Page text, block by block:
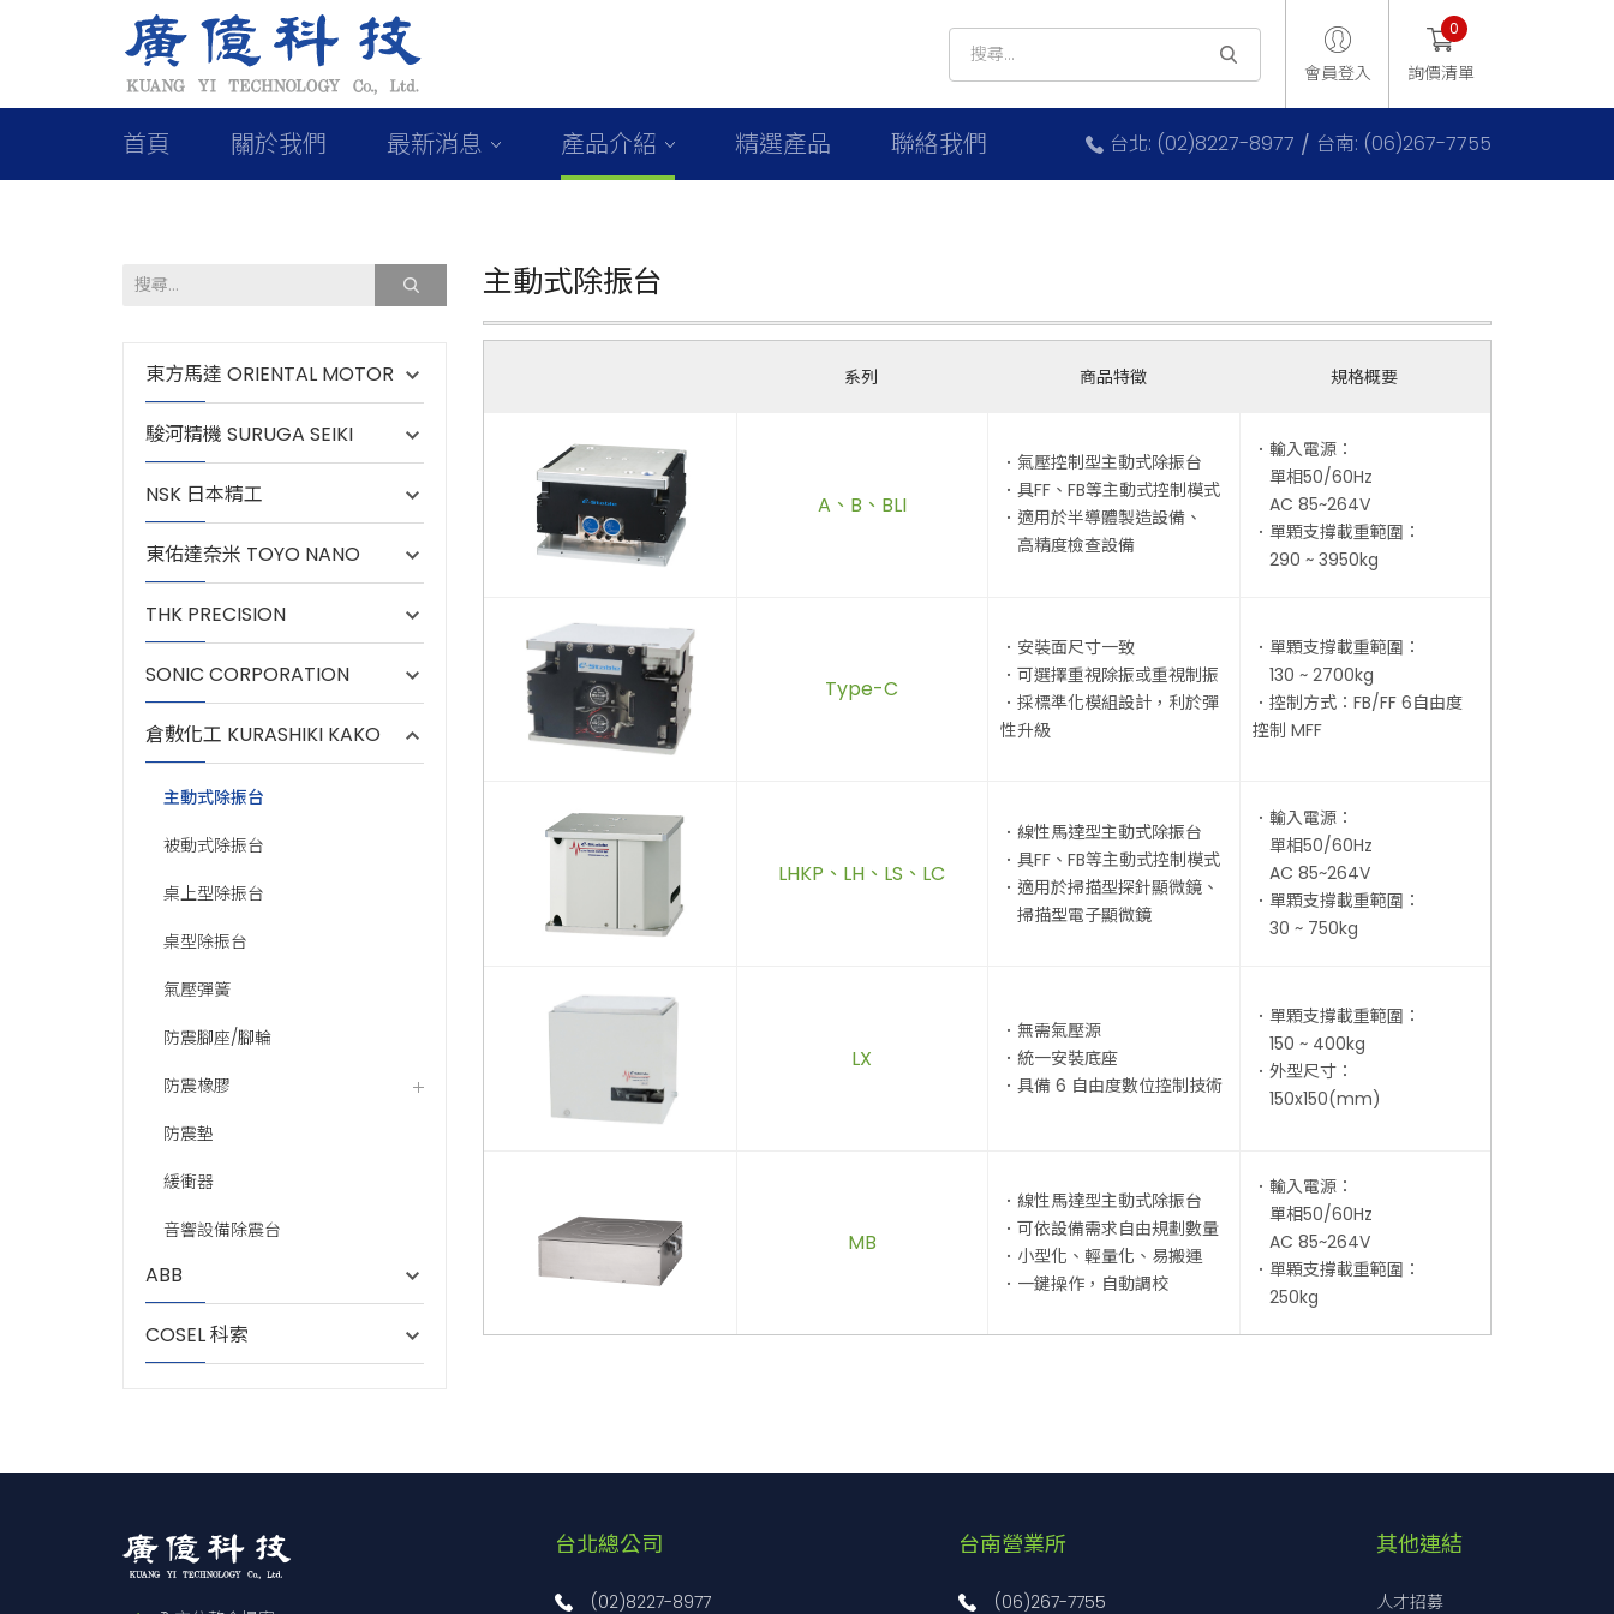
會員登入 詢價清單
0
首頁 關於我們 最新消息 產品介紹 精選產品 聯絡我們 台北: (02)8227-8977 台南: (06)267-7755
東方馬達 ORIENTAL MOTOR
駿河精機 SURUGA SEIKI
NSK 日本精工
東佑達奈米 TOYO NANO
THK PRECISION
SONIC CORPORATION
倉敷化工 KURASHIKI KAKO
主動式除振台
被動式除振台
桌上型除振台
桌型除振台
氣壓彈簧
防震腳座/腳輪
防震橡膠
防震墊
緩衝器
音響設備除震台
ABB
COSEL 科索
主動式除振台
系列 商品特徵 規格概要
A、B、BLI
．氣壓控制型主動式除振台
．具FF、FB等主動式控制模式
．適用於半導體製造設備、
高精度檢查設備
．輸入電源：
單相50/60Hz
AC 85~264V
．單顆支撐載重範圍：
290 ~ 3950kg
Type-C
．安裝面尺寸一致
．可選擇重視除振或重視制振
．採標準化模組設計，利於彈
性升級
．單顆支撐載重範圍：
130 ~ 2700kg
．控制方式：FB/FF 6自由度
控制 MFF
LHKP、LH、LS、LC
．線性馬達型主動式除振台
．具FF、FB等主動式控制模式
．適用於掃描型探針顯微鏡、
掃描型電子顯微鏡
．輸入電源：
單相50/60Hz
AC 85~264V
．單顆支撐載重範圍：
30 ~ 750kg
LX
．無需氣壓源
．統一安裝底座
．具備 6 自由度數位控制技術
．單顆支撐載重範圍：
150 ~ 400kg
．外型尺寸：
150x150(mm)
MB
．線性馬達型主動式除振台
．可依設備需求自由規劃數量
．小型化、輕量化、易搬運
．一鍵操作，自動調校
．輸入電源：
單相50/60Hz
AC 85~264V
．單顆支撐載重範圍：
250kg
台北總公司
(02)8227-8977
台南營業所
(06)267-7755
其他連結
人才招募